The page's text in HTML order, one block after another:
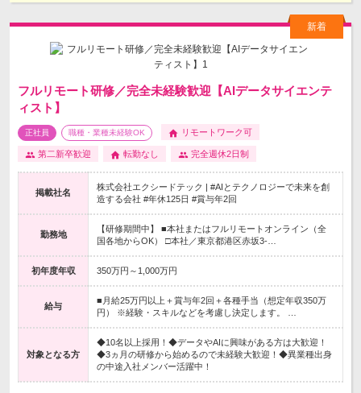
フルリモート研修／完全未経験歓迎【AIデータサイエンテ
ィスト】
正社員 職種・業種未経験OK リモートワーク可
第二新卒歓迎 転勤なし 完全週休2日制
掲載社名
株式会社エクシードテック | #AIとテクノロジーで未来を創
造する会社 #年休125日 #賞与年2回
勤務地
【研修期間中】 ■本社またはフルリモートオンライン（全
国各地からOK） □本社／東京都港区赤坂3-…
初年度年収 350万円～1,000万円
給与
■月給25万円以上＋賞与年2回＋各種手当（想定年収350万
円） ※経験・スキルなどを考慮し決定します。 …
対象となる方
◆10名以上採用！◆データやAIに興味がある方は大歓迎！
◆3ヵ月の研修から始めるので未経験大歓迎！◆異業種出身
の中途入社メンバー活躍中！